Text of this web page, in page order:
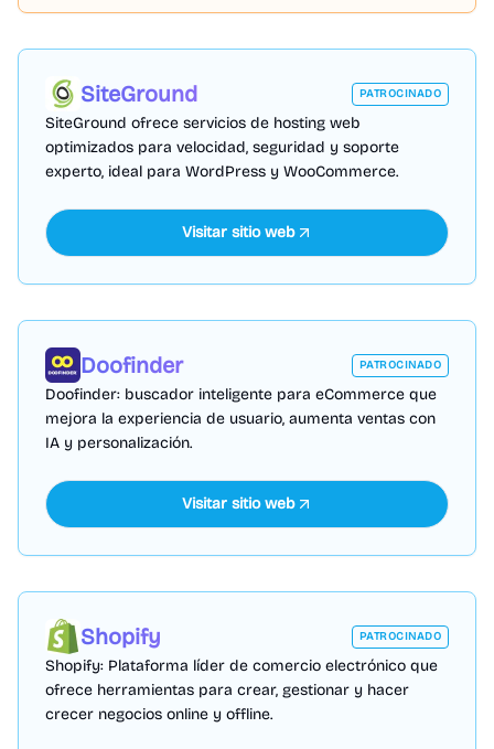
SiteGround PATROCINADO
SiteGround ofrece servicios de hosting web
optimizados para velocidad, seguridad y soporte
experto, ideal para WordPress y WooCommerce.
Visitar sitio web
Doofinder PATROCINADO
Doofinder: buscador inteligente para eCommerce que
mejora la experiencia de usuario, aumenta ventas con
IA y personalización.
Visitar sitio web
Shopify PATROCINADO
Shopify: Plataforma líder de comercio electrónico que
ofrece herramientas para crear, gestionar y hacer
crecer negocios online y offline.